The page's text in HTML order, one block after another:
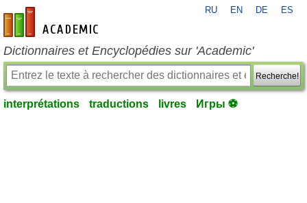
fr-academic.com
RU EN DE ES
Dictionnaires et Encyclopédies sur 'Academic'
Recherche!
interprétations traductions livres Игры ⚽